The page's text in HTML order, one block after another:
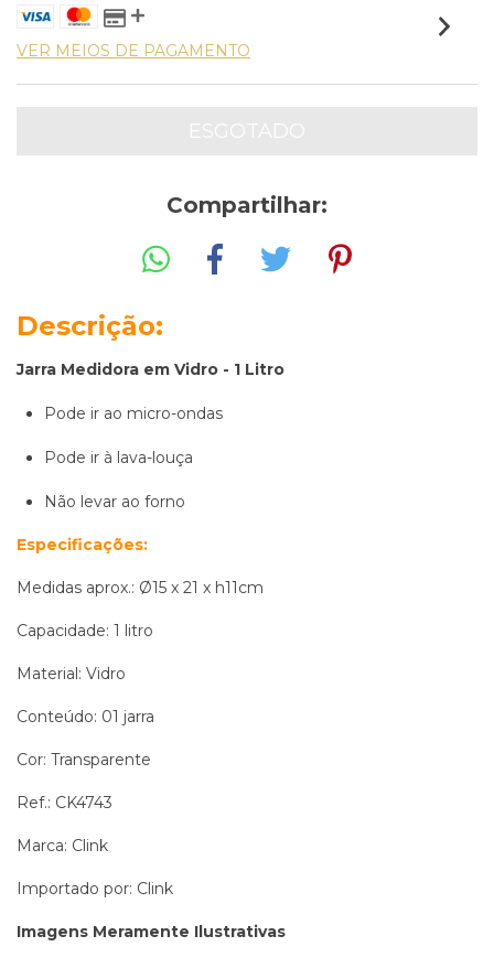
VER MEIOS DE PAGAMENTO
Compartilhar:
Descrição:
Jarra Medidora em Vidro - 1 Litro
Pode ir ao micro-ondas
Pode ir à lava-louça
Não levar ao forno
Especificações:
Medidas aprox.: Ø15 x 21 x h11cm
Capacidade: 1 litro
Material: Vidro
Conteúdo: 01 jarra
Cor: Transparente
Ref.: CK4743
Marca: Clink
Importado por: Clink
Imagens Meramente Ilustrativas